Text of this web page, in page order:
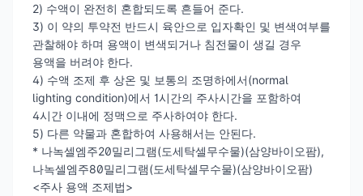
2) 수액이 완전히 혼합되도록 흔들어 준다.
3) 이 약의 투약전 반드시 육안으로 입자확인 및 변색여부를
관찰해야 하며 용액이 변색되거나 침전물이 생길 경우
용액을 버려야 한다.
4) 수액 조제 후 상온 및 보통의 조명하에서(normal
lighting condition)에서 1시간의 주사시간을 포함하여
4시간 이내에 정맥으로 주사하여야 한다.
5) 다른 약물과 혼합하여 사용해서는 안된다.
* 나녹셀엠주20밀리그램(도세탁셀무수물)(삼양바이오팜),
나녹셀엠주80밀리그램(도세탁셀무수물)(삼양바이오팜)
<주사 용액 조제법>